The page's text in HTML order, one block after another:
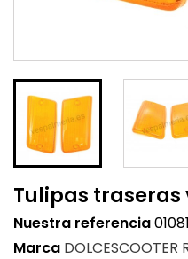
Tulipas traseras
Nuestra referencia01081
Marca DOLCESCOOTER